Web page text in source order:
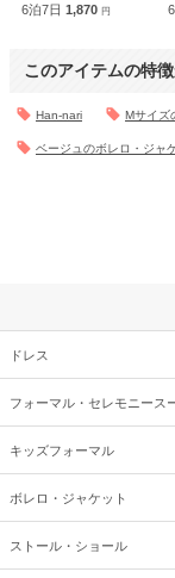
6泊7日 1,870 円
このアイテムの特
Han-nari Mサイズ
ベージュのボレロ・ジャ
ドレス
フォーマル・ セレモニース
キッズフォーマル
ボレロ・ジャケット
ストール・ショール